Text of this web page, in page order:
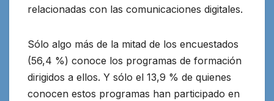
relacionadas con las comunicaciones digitales.
Sólo algo más de la mitad de los encuestados
(56,4 %) conoce los programas de formación
dirigidos a ellos. Y sólo el 13,9 % de quienes
conocen estos programas han participado en